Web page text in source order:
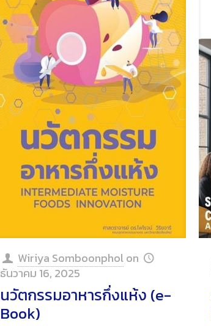
Wiriya Somboonpholon
ธันวาคม 16, 2025
นวัตกรรมอาหารกึ่งแห้ง (e-
Book)